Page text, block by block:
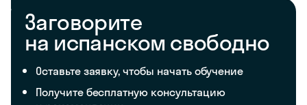
Заговорите
на испанском свободно
Оставьте заявку, чтобы начать обучение
Получите бесплатную консультацию